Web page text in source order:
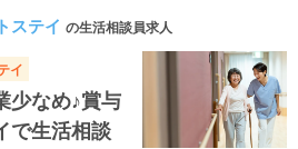
ステイ の生活相談員求人
イ
少なめ♪賞与
で生活相談